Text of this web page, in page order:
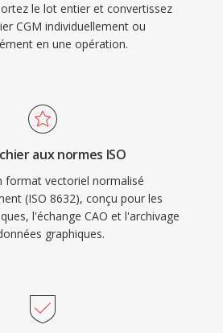
le lot entier et convertissez
CGM individuellement ou
en une opération.
aux normes ISO
format vectoriel normalisé
(ISO 8632), conçu pour les
l'échange CAO et l'archivage
graphiques.